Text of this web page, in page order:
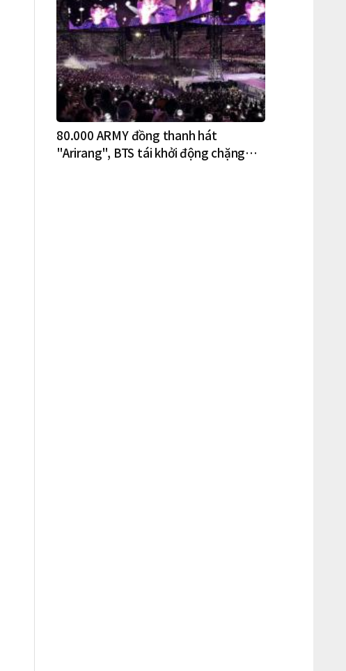
80.000 ARMY đồng thanh hát
"Arirang", BTS tái khởi động chặng